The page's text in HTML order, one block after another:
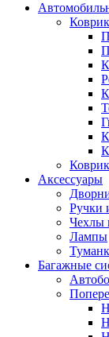
Аксессуары
Ручки
Чехлы
Лампы
Багажные